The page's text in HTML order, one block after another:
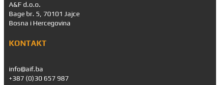
A&F d.o.o.
Bage br. 5, 70101 Jajce
Bosna i Hercegovina
KONTAKT
info@aif.ba
+387 (0)30 657 987